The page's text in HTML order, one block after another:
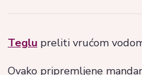
Teglu preliti vrućom
Ovako pripremljene